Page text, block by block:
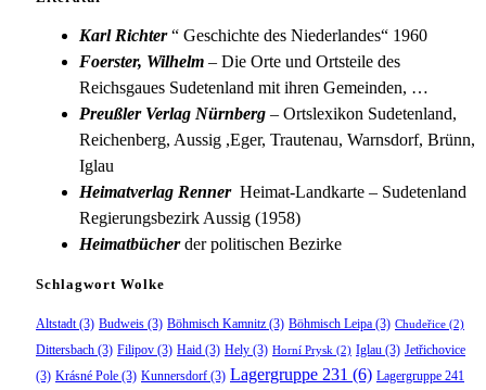
Karl Richter“ Geschichte des Niederlandes“ 1960
Foerster, Wilhelm – Die Orte und Ortsteile des
Reichsgaues Sudetenland mit ihren Gemeinden, …
Preußler Verlag Nürnberg – Ortslexikon Sudetenland,
Reichenberg, Aussig ,Eger, Trautenau, Warnsdorf, Brünn,
Iglau
Heimatverlag Renner Heimat-Landkarte – Sudetenland
Regierungsbezirk Aussig (1958)
Heimatbücherder politischen Bezirke
Schlagwort Wolke
Altstadt (3) Budweis (3) Böhmisch Kamnitz (3) Böhmisch Leipa (3) Chudeřice (2)
Dittersbach (3) Filipov (3) Haid (3) Hely (3) Horní Prysk (2) Iglau (3) Jetřichovice
(3) Krásné Pole (3) Kunnersdorf (3) Lagergruppe 231 (6) Lagergruppe 241